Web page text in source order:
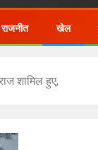
राजनीत खेल
शामिल हुए,